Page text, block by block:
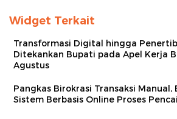
Widget Terkait
Transformasi Digital hingga
Ditekankan Bupati pada Apel Kerja
Agustus
Pangkas Birokrasi Transaksi Manual,
Sistem Berbasis Online Proses